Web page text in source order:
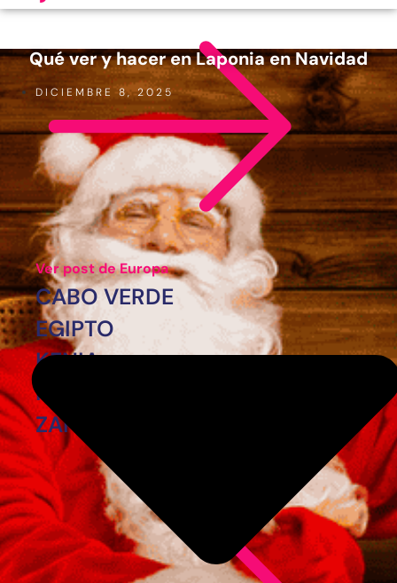
Ver post de Europa
CABO VERDE
EGIPTO
KENIA
MARRUECOS
ZANZÍBAR
Qué ver y hacer en Laponia en Navidad
DICIEMBRE 8, 2025